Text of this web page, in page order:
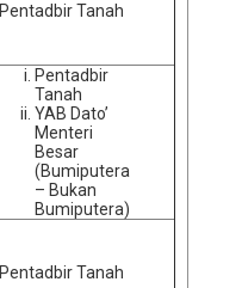
Pentadbir Tanah
Pentadbir
Tanah
YAB Dato’
Menteri
Besar
(Bumiputera
– Bukan
Bumiputera)
Pentadbir Tanah